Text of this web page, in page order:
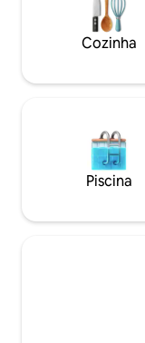
Cozinha
Piscina